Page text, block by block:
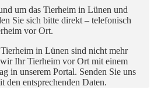
um das Tierheim in Lünen und
Sie sich bitte direkt – telefonisch
vor Ort.
in Lünen sind nicht mehr
Ihr Tierheim vor Ort mit einem
in unserem Portal. Senden Sie uns
den entsprechenden Daten.